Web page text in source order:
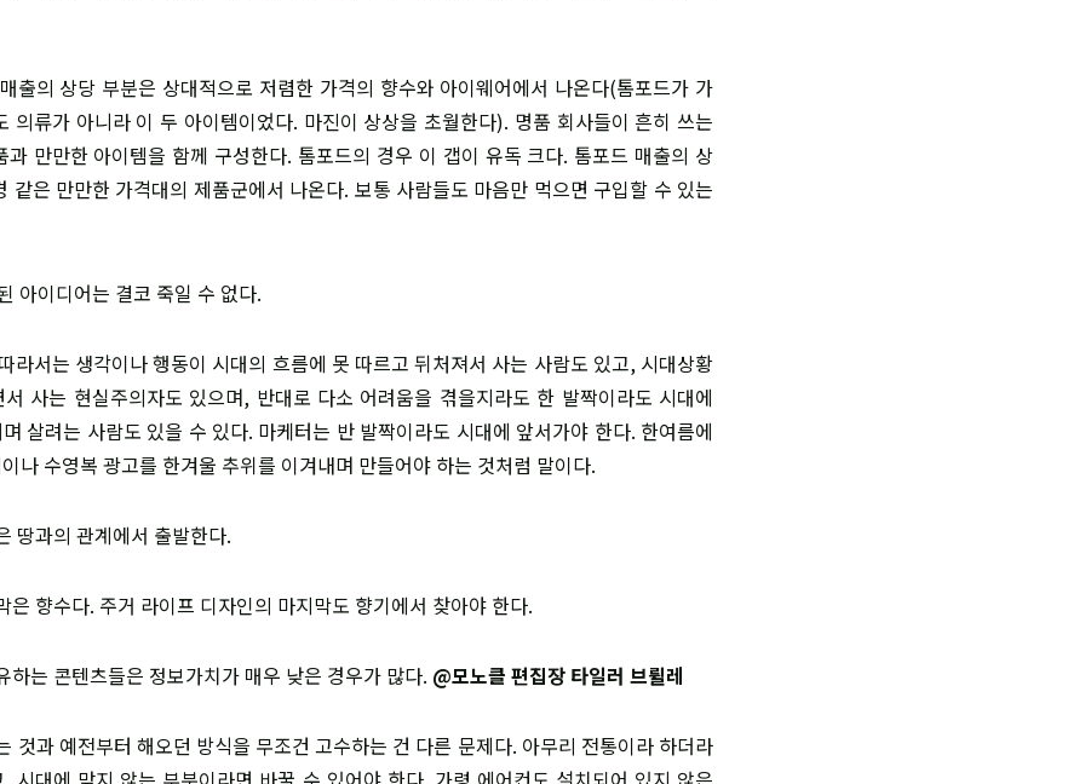
출의 상당 부분은 상대적으로 저렴한 가격의 향수와 아이웨어에서 나온다(톰포드가 가
의류가 아니라 이 두 아이템이었다. 마진이 상상을 초월한다). 명품 회사들이 흔히 쓰는
과 만만한 아이템을 함께 구성한다. 톰포드의 경우 이 갭이 유독 크다. 톰포드 매출의 상
같은 만만한 가격대의 제품군에서 나온다. 보통 사람들도 마음만 먹으면 구입할 수 있는
아이디어는 결코 죽일 수 없다.
라서는 생각이나 행동이 시대의 흐름에 못 따르고 뒤처져서 사는 사람도 있고, 시대상황
사는 현실주의자도 있으며, 반대로 다소 어려움을 겪을지라도 한 발짝이라도 시대에
살려는 사람도 있을 수 있다. 마케터는 반 발짝이라도 시대에 앞서가야 한다. 한여름에
나 수영복 광고를 한겨울 추위를 이겨내며 만들어야 하는 것처럼 말이다.
땅과의 관계에서 출발한다.
은 향수다. 주거 라이프 디자인의 마지막도 향기에서 찾아야 한다.
하는 콘텐츠들은 정보가치가 매우 낮은 경우가 많다. @모노클 편집장 타일러 브륄레
것과 예전부터 해오던 방식을 무조건 고수하는 건 다른 문제다. 아무리 전통이라 하더라